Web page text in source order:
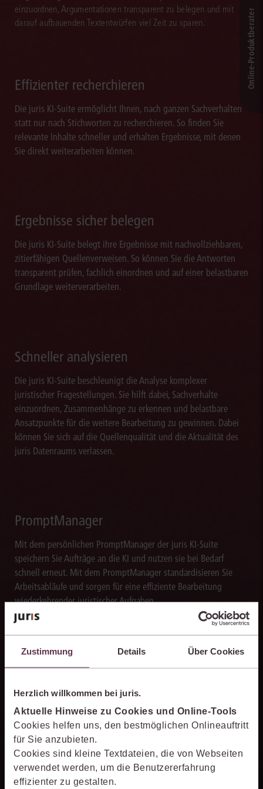
Zustimmung Details Über Cookies
Herzlich willkommen bei juris.
Aktuelle Hinweise zu Cookies und Online-Tools
Cookies helfen uns, den bestmöglichen Onlineauftritt
für Sie anzubieten.
Cookies sind kleine Textdateien, die von Webseiten
verwendet werden, um die Benutzererfahrung
effizienter zu gestalten.
einzuordnen, Argumentationen transparent zu belegen und mit
darauf aufbauenden Textentwürfen viel Zeit zu sparen.
Effizienter recherchieren
Die juris KI-Suite ermöglicht Ihnen, nach ganzen Sachverhalten
statt nur nach Stichworten zu recherchieren. So finden Sie
relevante Inhalte schneller und erhalten Ergebnisse, mit denen
Sie direkt weiterarbeiten können.
Ergebnisse sicher belegen
Die juris KI-Suite belegt ihre Ergebnisse mit nachvollziehbaren,
zitierfähigen Quellenverweisen. So können Sie die Antworten
transparent prüfen, fachlich einordnen und auf einer belastbaren
Grundlage weiterverarbeiten.
Schneller analysieren
Die juris KI-Suite beschleunigt die Analyse komplexer
juristischer Fragestellungen. Sie hilft dabei, Sachverhalte
einzuordnen, Zusammenhänge zu erkennen und belastbare
Ansatzpunkte für die weitere Bearbeitung zu gewinnen. Dabei
können Sie sich auf die Quellenqualität und die Aktualität des
juris Datenraums verlassen.
PromptManager
Mit dem persönlichen PromptManager der juris KI-Suite
speichern Sie Aufträge an die KI und nutzen sie bei Bedarf
schnell erneut. Mit dem PromptManager standardisieren Sie
Arbeitsabläufe und sorgen für eine effiziente Bearbeitung
wiederkehrender juristischer Aufgaben.
Texte blitzschnell erstellen
Die juris KI-Suite erstellt in Sekunden Textentwürfe für
Schriftsätze, Stellungnahmen und andere Dokumente. So
verarbeiten Sie Rechercheergebnisse um ein Vielfaches schneller
weiter als bislang.
Online-Produkt­berater